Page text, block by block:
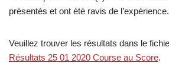
présentés et ont été ravis de
Veuillez trouver les résultats dans le
Résultats 25 01 2020 Course au Score.